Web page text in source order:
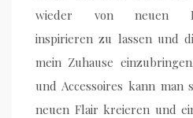
wieder von neuen
inspirieren zu lassen und
mein Zuhause
und Accessoires kann man
neuen Flair kreieren und